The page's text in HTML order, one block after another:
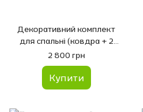
Декоративний комплект
для спальні (ковдра + 2
подушки) 100х140
2 800 грн
Купити